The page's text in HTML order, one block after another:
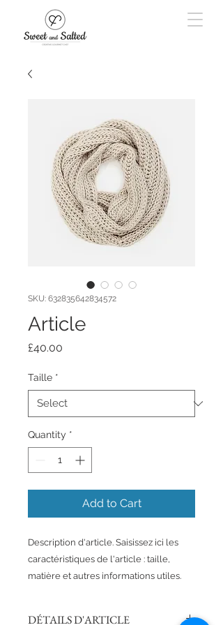
SKU: 632835642834572
Article
£40.00
Taille *
Quantity *
Add to Cart
Description d'article. Saisissez ici les
caractéristiques de l'article : taille,
matière et autres informations utiles.
DÉTAILS D'ARTICLE